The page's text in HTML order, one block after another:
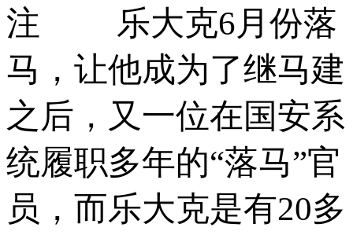
注 乐大克6月份落
马，让他成为了继马建
之后，又一位在国安系
统履职多年的“落马”官
员，而乐大克是有20多